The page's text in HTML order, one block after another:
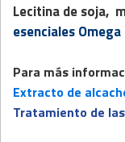
Lecitina de soja,
esenciales Omega
Para más
Extracto de
Tratamiento de